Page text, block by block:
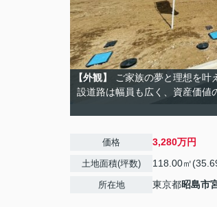
【外観】
ご家族の夢と理想を叶
設道路は幅員も広く、資産価
価格 3,280万円
土地面積(坪数) 118.00㎡
所在地 東京都昭島市